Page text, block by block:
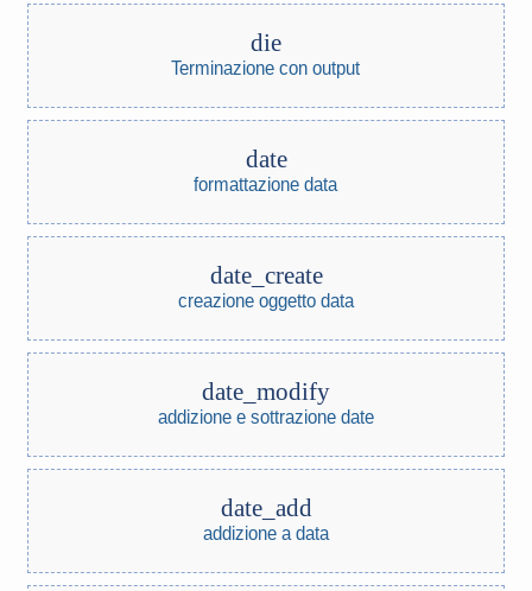
die
Terminazione con output
date
formattazione data
date_create
creazione oggetto data
date_modify
addizione e sottrazione date
date_add
addizione a data